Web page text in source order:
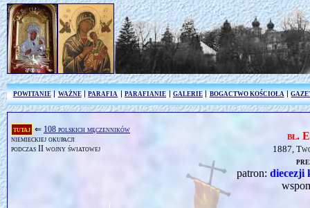
POWITANIE WAŻNE PARAFIA PARAFIANIE GALERIE BOGACTWO KOŚCIOŁA
tutaj ⇐ 108 polskich męczenników
niemieckiej okupacji
podczas II wojny światowej
bł.
1887,
patron:diecezji